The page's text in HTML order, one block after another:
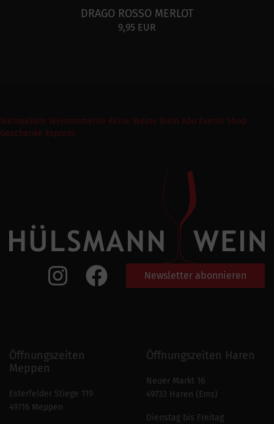
DRAGO ROSSO MERLOT
9,95 EUR
Weinpakete Weinmomente Keine Weine Wein Abo Events Shop
Geschenke Express
Newsletter abonnieren
Öffnungszeiten
Meppen
Esterfelder Stiege 119
49716 Meppen
Öffnungszeiten Haren
Neuer Markt 16
49733 Haren (Ems)
Dienstag bis Freitag